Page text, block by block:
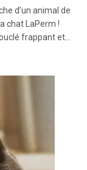
d’un animal de
chat LaPerm !
frappant et
tout